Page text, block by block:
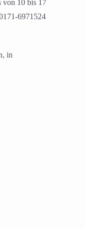
von 10 bis 17
6971524
in